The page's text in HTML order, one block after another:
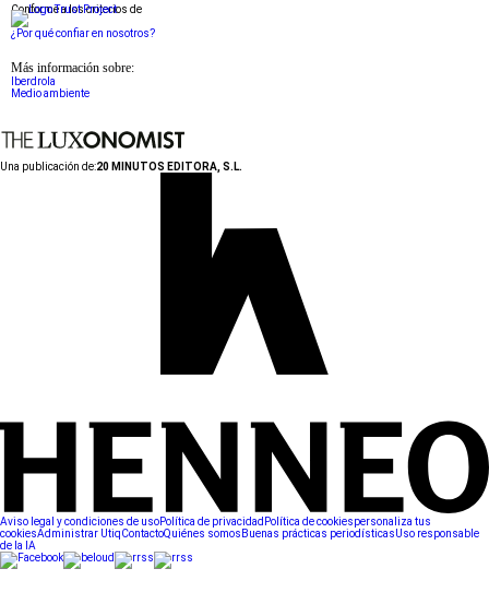
Conforme a los criterios de
¿Por qué confiar en nosotros?
Más información sobre:
Iberdrola
Medio ambiente
Una publicación de:20 MINUTOS EDITORA, S.L.
Aviso legal y condiciones de usoPolítica de privacidad Política de cookiespersonaliza tus
cookiesAdministrar UtiqContactoQuiénes somos Buenas prácticas periodísticasUso responsable
de la IA